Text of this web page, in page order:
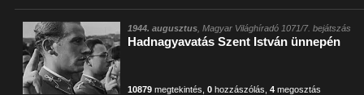
1944. augusztus , Magyar Világhíradó 1071/7. bejátszás
Hadnagyavatás Szent István ünnepén
10879 megtekintés ,0 hozzászólás ,4 megosztás